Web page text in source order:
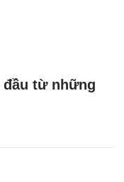
đầu từ những